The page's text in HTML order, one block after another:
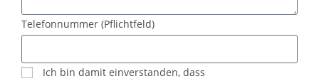
Telefonnummer (Pflichtfeld)
Ich bin damit einverstanden, dass
Mit
dem
Videos